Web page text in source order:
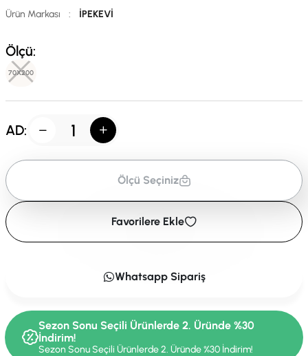
Ürün Markası
: İPEKEVİ
Ölçü:
70X200
AD:
Ölçü Seçiniz
Favorilere Ekle
Whatsapp Sipariş
Sezon Sonu Seçili Ürünlerde 2. Üründe %30
İndirim!
Sezon Sonu Seçili Ürünlerde 2. Üründe %30 İndirim!